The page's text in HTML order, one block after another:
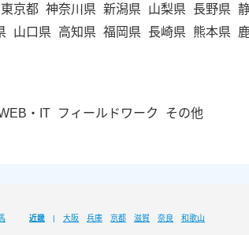
東京都 神奈川県 新潟県 山梨県 長野県
山口県 高知県 福岡県 長崎県 熊本県
・IT フィールドワーク その他
近畿 大阪 兵庫 京都 滋賀 奈良
和歌山